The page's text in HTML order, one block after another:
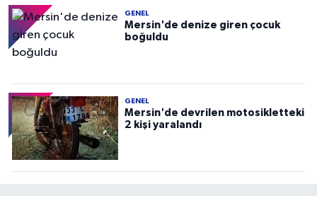
GENEL
Mersin'de denize giren çocuk
boğuldu
GENEL
Mersin'de devrilen motosikletteki
2 kişi yaralandı